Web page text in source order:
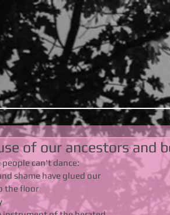
of our ancestors and
can't dance:
shame have glued our
the floor